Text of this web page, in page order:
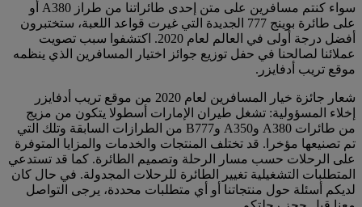
سواء كنتم مسافرين على متن إحدى طائراتنا من طراز A380 أو
على طائرة بوينج 777 الجديدة التي غيرت قواعد اللعبة، ستختبرون
أفضل درجة أولى في العالم لعام 2020. اكتشفوا سبب تصويت
عملائنا لصالحنا في حفل توزيع جوائز اختيار المسافرين الذي ينظمه
موقع تريب أدفايزر.
شعار جائزة خيار المسافرين لعام 2020 من موقع تريب أدفايزر
إخلاء المسؤولية: تشغل طيران الإمارات أسطولا يتكون من مزيج
من طائرات A380 وA350 وB777 من الطرازات السابقة وتلك التي
تم تصنيعها مؤخرا. قد تختلف المنتجات والخدمات والمزايا المتوفرة
على الرحلات حسب مسار الرحلة وتصميم الطائرة. كما قد تستدعي
المتطلبات التشغيلية تغيير الطائرة للرحلات المجدولة. في حال كان
لديكم أسئلة حول منتجاتنا أو أي متطلبات محددة، يرجى التواصل